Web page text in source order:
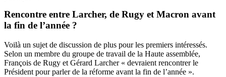
Rencontre entre Larcher, de Rugy et Macron avant
la fin de l’année ?
Voilà un sujet de discussion de plus pour les premiers intéressés.
Selon un membre du groupe de travail de la Haute assemblée,
François de Rugy et Gérard Larcher « devraient rencontrer le
Président pour parler de la réforme avant la fin de l’année ».